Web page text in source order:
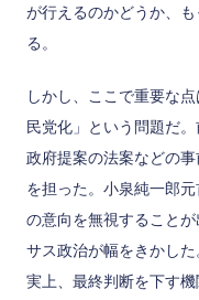
が行えるのかどうか、
る。
しかし、ここで重要な
民党化」という問題だ
政府提案の法案などの
を担った。小泉純一郎
の意向を無視すること
サス政治が幅をきかし
実上、最終判断を下す